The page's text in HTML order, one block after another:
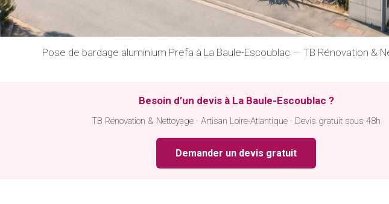
Pose de bardage aluminium Prefa à La Baule-Escoublac — TB Rénovation &
Besoin d’un devis à La Baule-Escoublac ?
TB Rénovation & Nettoyage · Artisan Loire-Atlantique · Devis gratuit sous 48h
Demander un devis gratuit